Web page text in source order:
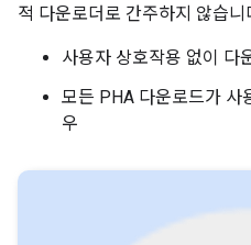
적 다운로더로 간주하지 않습니
사용자 상호작용 없이 다
모든 PHA 다운로드가 사
우